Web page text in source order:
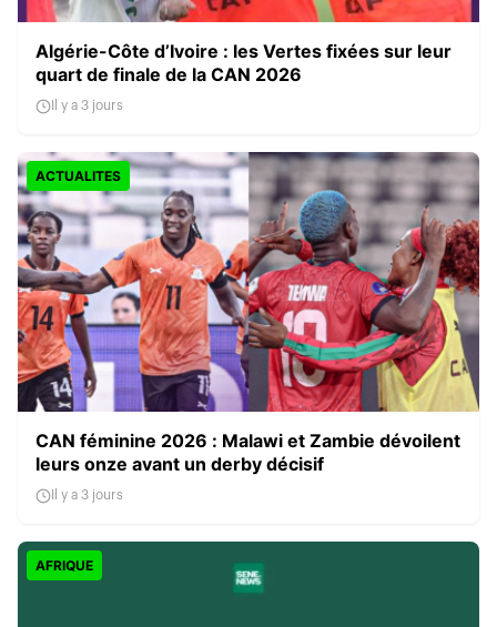
Algérie-Côte d’Ivoire : les Vertes fixées sur leur
quart de finale de la CAN 2026
Il y a 3 jours
ACTUALITES
CAN féminine 2026 : Malawi et Zambie dévoilent
leurs onze avant un derby décisif
Il y a 3 jours
AFRIQUE